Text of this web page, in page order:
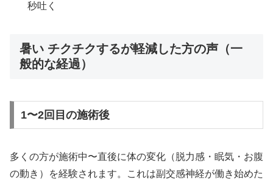
秒吐く
暑い チクチクするが軽減した方の声（一
般的な経過）
1〜2回目の施術後
多くの方が施術中〜直後に体の変化（脱力感・眠気・お腹
の動き）を経験されます。これは副交感神経が働き始めた